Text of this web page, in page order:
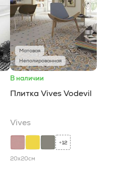
Матовая
Неполированная
В наличии
Плитка Vives Vodevil
Vives
+12
20x20см